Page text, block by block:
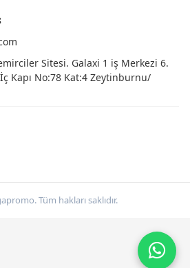
Sitesi. Galaxi 1 iş Merkezi 6.
İç Kapı No:78 Kat:4 Zeytinburnu/
Tüm hakları saklıdır.